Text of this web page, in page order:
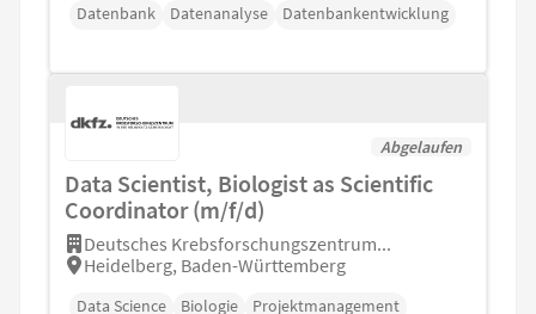
Datenbank
Datenanalyse Datenbankentwicklung
Abgelaufen
Data Scientist, Biologist as Scientific
Coordinator (m/f/d)
Deutsches Krebsforschungszentrum...
Heidelberg, Baden-Württemberg
Data Science Biologie
Projektmanagement